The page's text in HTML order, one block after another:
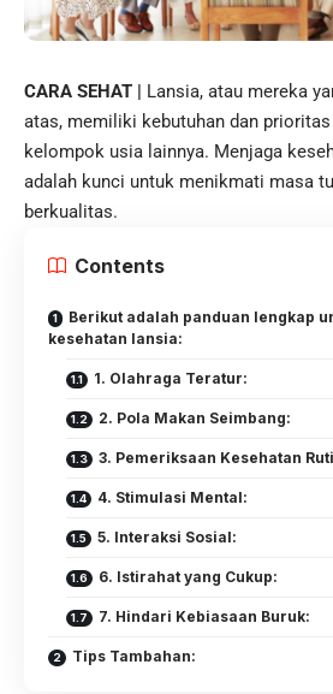
CARA SEHAT | Lansia, atau mereka
atas, memiliki kebutuhan dan prioritas
kelompok usia lainnya. Menjaga
adalah kunci untuk menikmati masa
berkualitas.
Contents
Berikut adalah panduan lengkap
kesehatan lansia:
1. Olahraga Teratur:
2. Pola Makan Seimbang:
3. Pemeriksaan Kesehatan
4. Stimulasi Mental:
5. Interaksi Sosial:
6. Istirahat yang Cukup:
7. Hindari Kebiasaan Buruk:
Tips Tambahan: